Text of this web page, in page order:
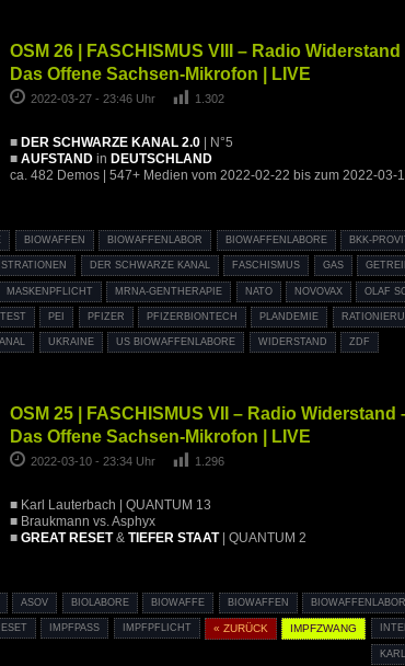
OSM 26 | FASCHISMUS VIII – Radio
Das Offene Sachsen-Mikrofon | LIVE
2022-03-27 - 23:46 Uhr 1.302
■ DER SCHWARZE KANAL 2.0| N°5
■ AUFSTANDin DEUTSCHLAND
ca. 482 Demos | 547+ Medien vom 2022-02-22 bis zum 2022-03-
BIOWAFFEN BIOWAFFENLABOR BIOWAFFENLABORE BKK-
DER SCHWARZE KANAL FASCHISMUS GAS
MASKENPFLICHT MRNA-GENTHERAPIE NATO NOVOVAX OLAF
PEI PFIZER PFIZERBIONTECH PLANDEMIE
UKRAINE US BIOWAFFENLABORE WIDERSTAND ZDF
OSM 25 | FASCHISMUS VII – Radio Widerstand
Das Offene Sachsen-Mikrofon | LIVE
2022-03-10 - 23:34 Uhr 1.296
■ Karl Lauterbach | QUANTUM 13
■ Braukmann vs. Asphyx
■ GREAT RESET& TIEFER STAAT| QUANTUM 2
ASOV BIOLABORE BIOWAFFE BIOWAFFEN
IMPFPASS IMPFPFLICHT « ZURÜCK IMPFZWANG